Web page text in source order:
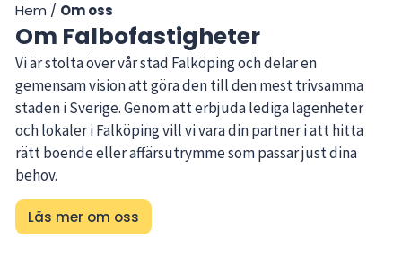
Hem / Om oss
Om Falbofastigheter
Vi är stolta över vår stad Falköping och delar en
gemensam vision att göra den till den mest trivsamma
staden i Sverige. Genom att erbjuda lediga lägenheter
och lokaler i Falköping vill vi vara din partner i att hitta
rätt boende eller affärsutrymme som passar just dina
behov.
Läs mer om oss